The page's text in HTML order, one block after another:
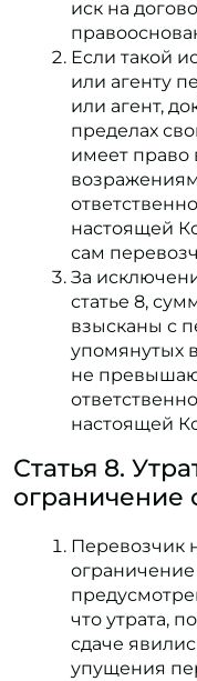
иск на
Если такой
или агенту
или агент,
пределах
имеет право
настоящей
сам
За
статье 8,
взысканы с
упомянутых
не
настоящей
Статья 8.
ограничение
Перевозчик
ограничение
что утрата,
сдаче
упущения